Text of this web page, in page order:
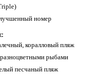
номер
коралловый пляж
рыбами
песчаный пляж